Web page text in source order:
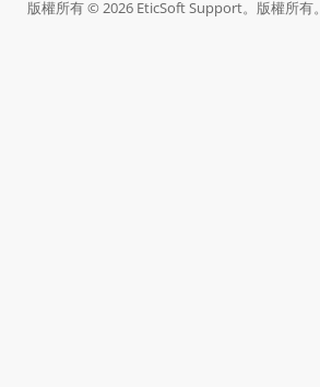
版權所有 © 2026 EticSoft Support。版權所有。